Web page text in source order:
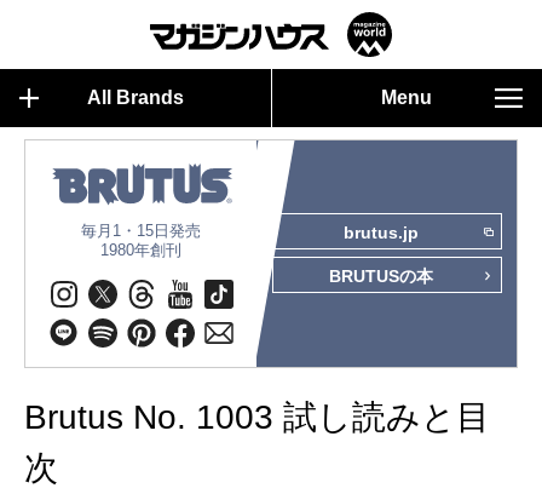
All Brands Menu
毎月1・15日発売
1980年創刊
brutus.jp
BRUTUSの本
Brutus No. 1003 試し読みと目
次